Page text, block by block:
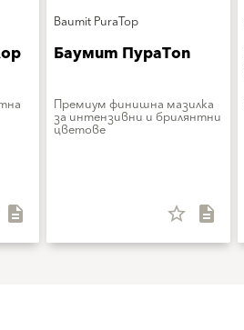
description
Baumit PuraTop
Баумит ПураТоп
Премиум финишна мазилка
за интензивни и брилянтни
цветове
star_border description